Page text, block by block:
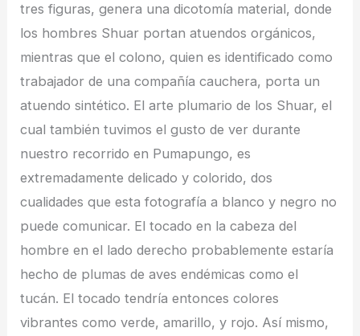
tres figuras, genera una dicotomía material, donde
los hombres Shuar portan atuendos orgánicos,
mientras que el colono, quien es identificado como
trabajador de una compañía cauchera, porta un
atuendo sintético. El arte plumario de los Shuar, el
cual también tuvimos el gusto de ver durante
nuestro recorrido en Pumapungo, es
extremadamente delicado y colorido, dos
cualidades que esta fotografía a blanco y negro no
puede comunicar. El tocado en la cabeza del
hombre en el lado derecho probablemente estaría
hecho de plumas de aves endémicas como el
tucán. El tocado tendría entonces colores
vibrantes como verde, amarillo, y rojo. Así mismo,